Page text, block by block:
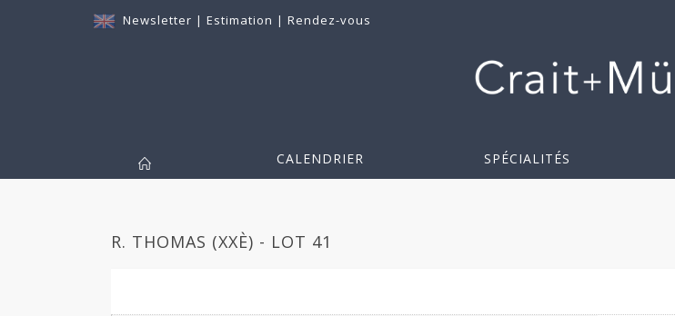
Newsletter | Estimation | Rendez-vous
CALENDRIER SPÉCIALITÉS
R. THOMAS (XXÈ) - LOT 41